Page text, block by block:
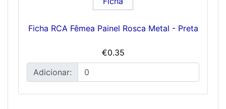
Ficha RCA Fêmea Painel Rosca Metal - Preta
€0.35
Adicionar: